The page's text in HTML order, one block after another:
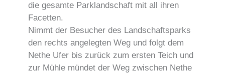
die gesamte Parklandschaft mit all ihren
Facetten.
Nimmt der Besucher des Landschaftsparks
den rechts angelegten Weg und folgt dem
Nethe Ufer bis zurück zum ersten Teich und
zur Mühle mündet der Weg zwischen Nethe